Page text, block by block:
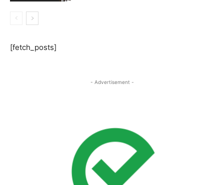
[fetch_posts]
- Advertisement -